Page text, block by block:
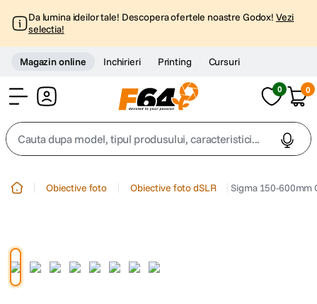
Da lumina ideilor tale! Descopera ofertele noastre Godox! Vezi
selectia!
Magazin online Inchirieri Printing Cursuri
0 0
Cauta dupa model, tipul produsului, caracteristici...
Obiective foto Obiective foto dSLR Sigma 150-600mm